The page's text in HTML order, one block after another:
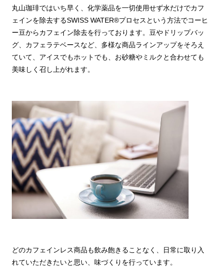
丸山珈琲ではいち早く、化学薬品を一切使用せず水だけでカフ
ェインを除去するSWISS WATER®プロセスという方法でコーヒ
ー豆からカフェイン除去を行っております。豆やドリップバッ
グ、カフェラテベースなど、多様な商品ラインアップをそろえ
ていて、アイスでもホットでも、お砂糖やミルクと合わせても
美味しく召し上がれます。
どのカフェインレス商品も飲み飽きることなく、日常に取り入
れていただきたいと思い、味づくりを行っています。